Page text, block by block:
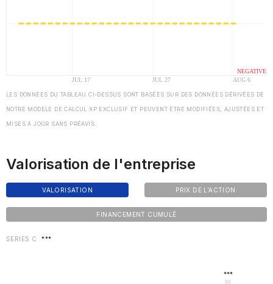
LES DONNÉES DU TABLEAU CI-DESSUS SONT BASÉES SUR DES DONNÉES DÉRIVÉES DE
NOTRE MODÈLE DE CALCUL XP EXCLUSIF ET PEUVENT ÊTRE MODIFIÉES, AJUSTÉES ET
MISES À JOUR SANS PRÉAVIS.
Valorisation de l'entreprise
VALORISATION PRIX DE L'ACTION
FINANCEMENT CUMULÉ
SERIES C ***